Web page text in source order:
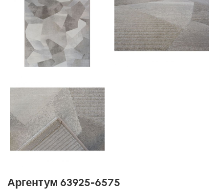
Аргентум 63925-6575